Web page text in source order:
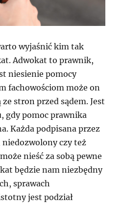
wyjaśnić kim tak
Adwokat to prawnik,
niesienie pomocy
fachowościom może on
stron przed sądem. Jest
gdy pomoc prawnika
Każda podpisana przez
niedozwolony czy też
nieść za sobą pewne
będzie nam niezbędny
sprawach
jest podział